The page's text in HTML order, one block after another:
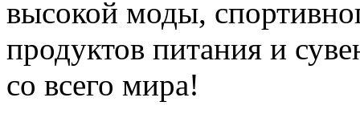
высокой моды,
продуктов питания и
со всего мира!